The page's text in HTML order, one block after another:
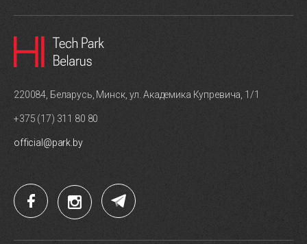
220084, Беларусь, Минск, ул. Академика Купревича, 1/1
+375 (17) 311 80 80
official@park.by